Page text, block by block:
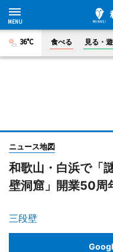
36°C 食べる 見る・
ニュース地図
和歌山・白浜で「
壁洞窟」開業50周
三段壁